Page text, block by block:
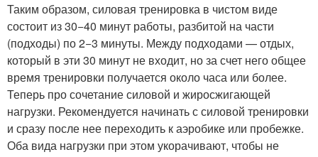
Таким образом, силовая тренировка в чистом виде
состоит из 30−40 минут работы, разбитой на части
(подходы) по 2−3 минуты. Между подходами — отдых,
который в эти 30 минут не входит, но за счет него общее
время тренировки получается около часа или более.
Теперь про сочетание силовой и жиросжигающей
нагрузки. Рекомендуется начинать с силовой тренировки
и сразу после нее переходить к аэробике или пробежке.
Оба вида нагрузки при этом укорачивают, чтобы не